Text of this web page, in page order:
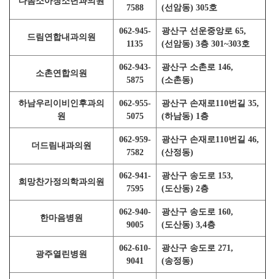
7588
(선암동) 305호
드림연합내과의원
062-945-
1135
광산구 선운중앙로 65,
(선암동) 3층 301~303호
소촌연합의원
062-943-
5875
광산구 소촌로 146,
(소촌동)
하남우리이비인후과의
원
062-955-
5075
광산구 손재로110번길 35,
(하남동) 1층
더드림내과의원
062-959-
7582
광산구 손재로110번길 46,
(산정동)
희망찬가정의학과의원
062-941-
7595
광산구 송도로 153,
(도산동) 2층
한마음병원
062-940-
9005
광산구 송도로 160,
(도산동) 3,4층
광주열린병원
062-610-
9041
광산구 송도로 271,
(송정동)